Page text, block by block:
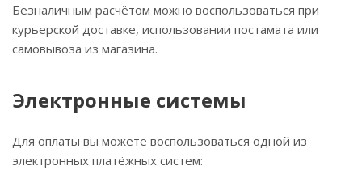
Безналичным расчётом можно воспользоваться при
курьерской доставке, использовании постамата или
самовывоза из магазина.
Электронные системы
Для оплаты вы можете воспользоваться одной из
электронных платёжных систем: